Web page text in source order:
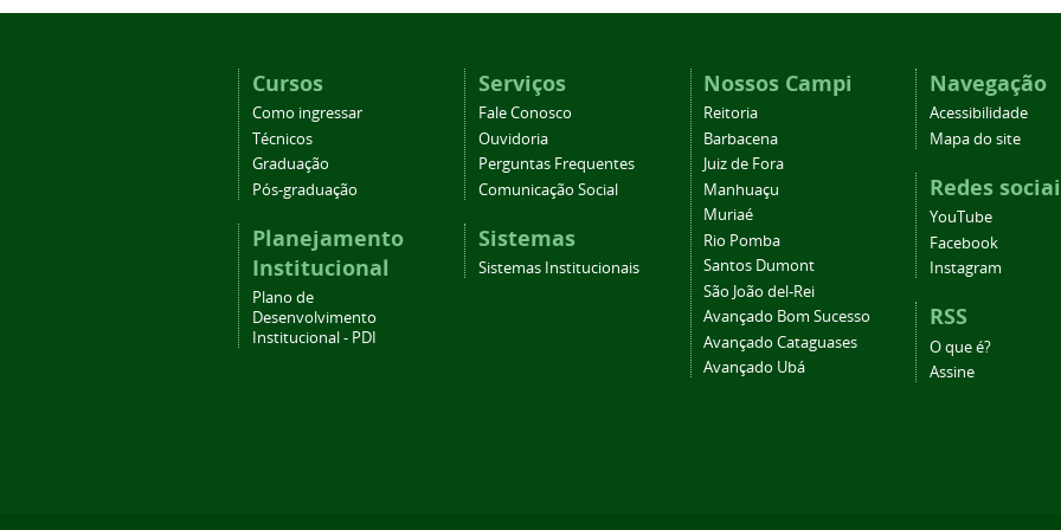
Cursos
Como ingressar
Técnicos
Graduação
Pós-graduação
Planejamento
Institucional
Plano de
Desenvolvimento
Institucional - PDI
Serviços
Fale Conosco
Ouvidoria
Perguntas Frequentes
Comunicação Social
Sistemas
Sistemas Institucionais
Nossos Campi
Reitoria
Barbacena
Juiz de Fora
Manhuaçu
Muriaé
Rio Pomba
Santos Dumont
São João del-Rei
Avançado Bom Sucesso
Avançado Cataguases
Avançado Ubá
Navegação
Acessibilidade
Mapa do site
Redes
YouTube
Facebook
Instagram
RSS
O que é?
Assine